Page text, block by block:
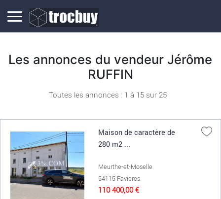
Les annonces du vendeur Jérôme
RUFFIN
Toutes les annonces : 1 à 15 sur 25
Maison de caractère de
280 m2 ...
Meurthe-et-Moselle
54115 Favieres
110 400,00 €